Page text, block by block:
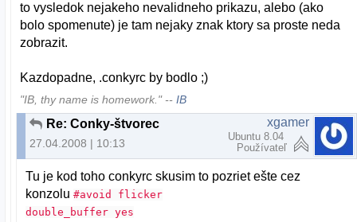
to vysledok nejakeho nevalidneho prikazu, alebo (ako
bolo spomenute) je tam nejaky znak ktory sa proste neda
zobrazit.
Kazdopadne, .conkyrc by bodlo ;)
"IB, thy name is homework." --IB
Re: Conky-štvorec
27.04.2008 | 10:13
xgamer
Ubuntu 8.04
Používateľ
Tu je kod toho conkyrc skusim to pozriet ešte cez
konzolu#avoid flicker
double_buffer yes